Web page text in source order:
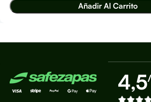
Añadir Al Carrito
4,5